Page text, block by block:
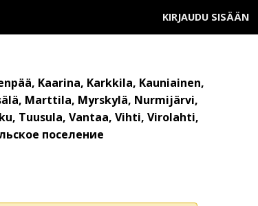
KIRJAUDU SISÄÄN
Kaarina, Karkkila, Kauniainen,
Marttila, Myrskylä, Nurmijärvi,
Tuusula, Vantaa, Vihti, Virolahti,
поселение